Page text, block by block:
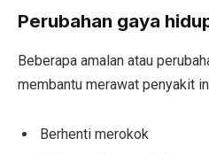
Perubahan gaya
Beberapa amalan atau
membantu merawat penyakit
Berhenti merokok